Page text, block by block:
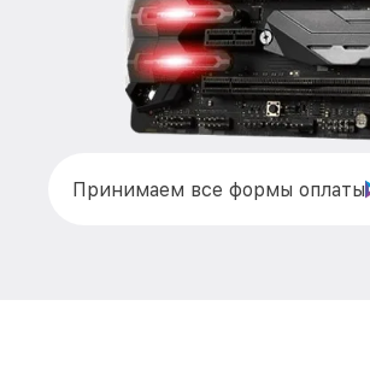
Принимаем все формы оплаты